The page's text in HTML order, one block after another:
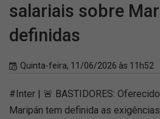
salariais sobre
definidas
Quinta-feira, 11/06/2026 às 11h52
#Inter | 🚨 BASTIDORES:
Maripán tem definida as